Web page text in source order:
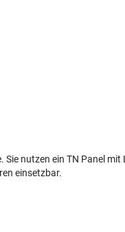
nutzen ein TN Panel
einsetzbar.